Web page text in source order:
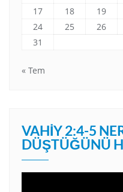
17
18 19
24
25 26
31
« Tem
VAHIY 2:4-5
DÜŞTÜĞÜNÜ